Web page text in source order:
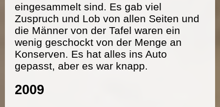
eingesammelt sind. Es gab viel
Zuspruch und Lob von allen Seiten und
die Männer von der Tafel waren ein
wenig geschockt von der Menge an
Konserven. Es hat alles ins Auto
gepasst, aber es war knapp.
2009